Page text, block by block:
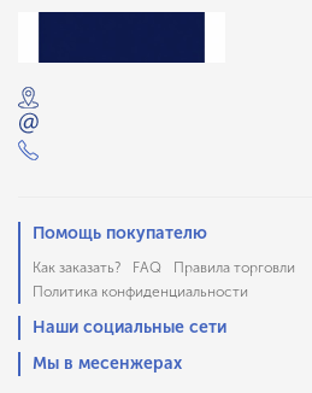
Помощь покупателю
Как заказать? FAQ
Правила торговли
Политика конфиденциальности
Наши социальные сети
Мы в месенжерах